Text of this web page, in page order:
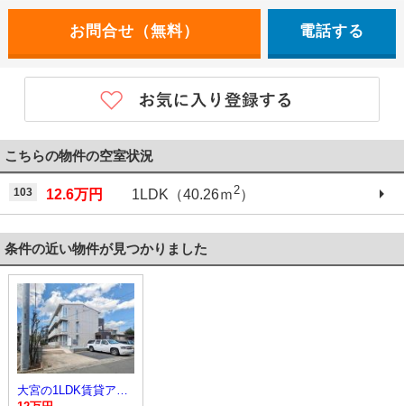
電話する
こちらの物件の空室状況
103 12.6万円 1LDK（40.26ｍ2）
条件の近い物件が見つかりました